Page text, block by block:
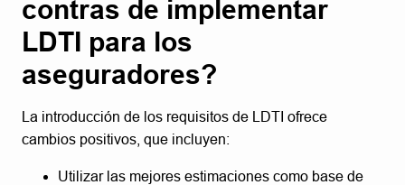
contras de implementar
LDTI para los
aseguradores?
La introducción de los requisitos de LDTI ofrece
cambios positivos, que incluyen:
Utilizar las mejores estimaciones como base de